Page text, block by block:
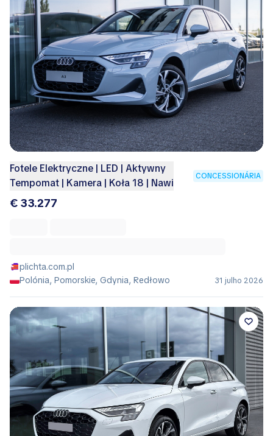
Fotele Elektryczne | LED | Aktywny
Tempomat | Kamera | Koła 18 | Nawi
CONCESSIONÁRIA
€ 33.277
plichta.com.pl
Polónia, Pomorskie, Gdynia, Redłowo
31 julho 2026